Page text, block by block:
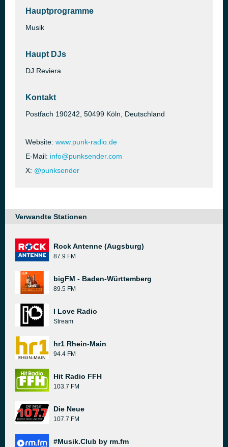
Hauptprogramme
Musik
Haupt DJs
DJ Reviera
Kontakt
Postfach 190242, 50499 Köln, Deutschland
Website: www.punk-radio.de
E-Mail: info@punksender.com
X: @punksender
Verwandte Stationen
Rock Antenne (Augsburg)
87.9 FM
bigFM - Baden-Württemberg
89.5 FM
I Love Radio
Stream
hr1 Rhein-Main
94.4 FM
Hit Radio FFH
103.7 FM
Die Neue
107.7 FM
#Musik.Club by rm.fm